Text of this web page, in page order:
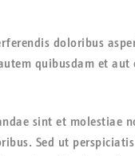
doloribus
quibusdam et
sint et molestiae
Sed ut